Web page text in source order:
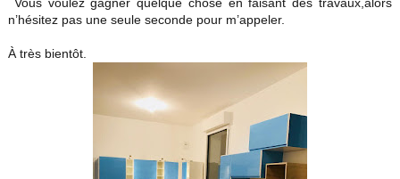
n’hésitez pas une seule seconde pour m’appeler.
À très bientôt.